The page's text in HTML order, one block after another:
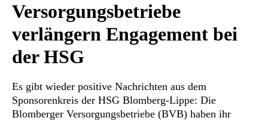
Versorgungsbetriebe
verlängern Engagement bei
der HSG
Es gibt wieder positive Nachrichten aus dem
Sponsorenkreis der HSG Blomberg-Lippe: Die
Blomberger Versorgungsbetriebe (BVB) haben ihr